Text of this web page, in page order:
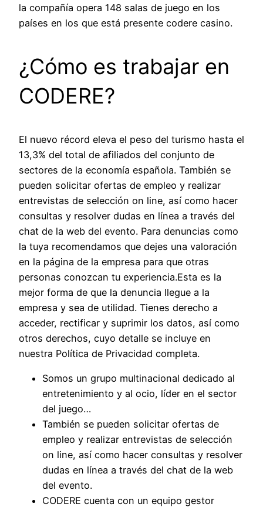
la compañía opera 148 salas de juego en los
países en los que está presente codere casino.
¿Cómo es trabajar en
CODERE?
El nuevo récord eleva el peso del turismo hasta el
13,3% del total de afiliados del conjunto de
sectores de la economía española. También se
pueden solicitar ofertas de empleo y realizar
entrevistas de selección on line, así como hacer
consultas y resolver dudas en línea a través del
chat de la web del evento. Para denuncias como
la tuya recomendamos que dejes una valoración
en la página de la empresa para que otras
personas conozcan tu experiencia.Esta es la
mejor forma de que la denuncia llegue a la
empresa y sea de utilidad. Tienes derecho a
acceder, rectificar y suprimir los datos, así como
otros derechos, cuyo detalle se incluye en
nuestra Política de Privacidad completa.
Somos un grupo multinacional dedicado al
entretenimiento y al ocio, líder en el sector
del juego…
También se pueden solicitar ofertas de
empleo y realizar entrevistas de selección
on line, así como hacer consultas y resolver
dudas en línea a través del chat de la web
del evento.
CODERE cuenta con un equipo gestor